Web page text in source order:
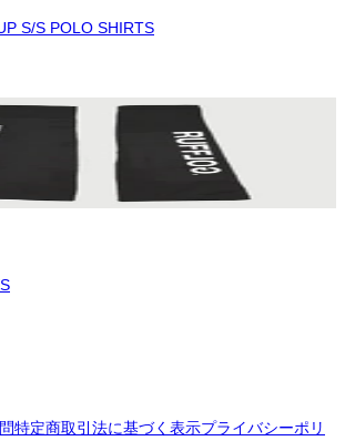
S/S POLO SHIRTS
特定商取引法に基づく表示プライバシーポリ